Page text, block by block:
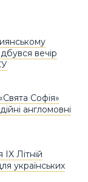
вечір
Софія»
англомовні
IX Літній
українських